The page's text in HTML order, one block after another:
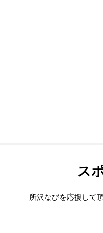
ス
所沢なびを応援して